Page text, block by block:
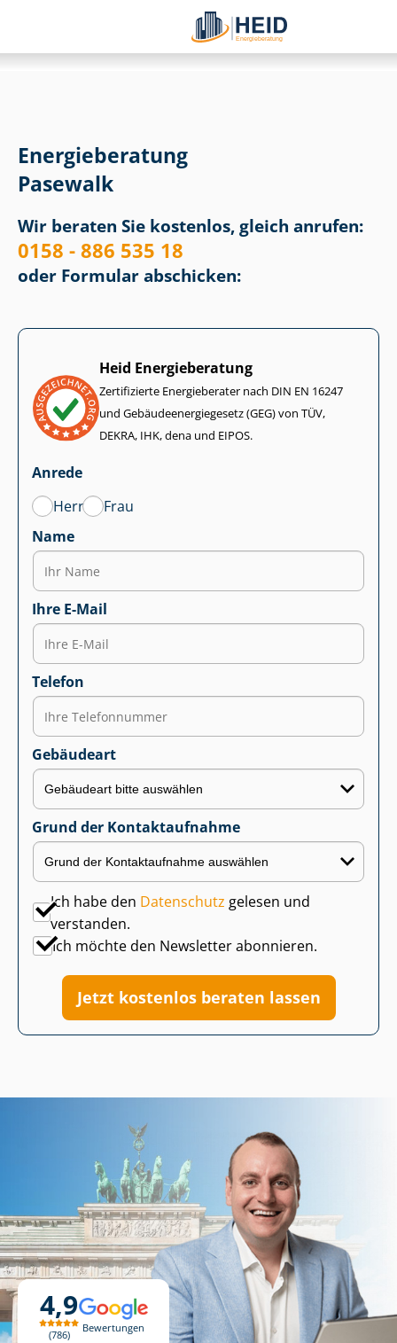
4,9
786
Bewertungen
Energieberatung
Pasewalk
Wir beraten Sie kostenlos, gleich anrufen:
0158 - 886 535 18
oder Formular abschicken:
Heid Energieberatung
Zertifizierte Energieberater nach DIN EN 16247
und Ge­bäu­de­en­er­gie­ge­setz (GEG) von TÜV,
DEKRA, IHK, dena und EIPOS.
Anrede
Herr
Frau
Name
Ihre E-Mail
Telefon
Gebäudeart
Grund der Kontaktaufnahme
Ich habe den Datenschutz gelesen und
verstanden.
Ich möchte den Newsletter abonnieren.
Jetzt kostenlos beraten lassen